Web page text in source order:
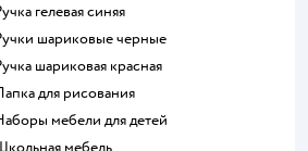
Ручка гелевая синяя
Ручки шариковые черные
Ручка шариковая красная
Папка для рисования
Наборы мебели для детей
Школьная мебель